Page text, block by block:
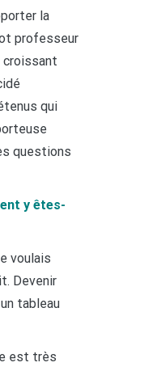
la
professeur
croissant
qui
questions
y êtes-
voulais
Devenir
tableau
est très